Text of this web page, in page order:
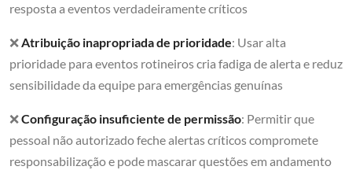
resposta a eventos verdadeiramente críticos
❌Atribuição inapropriada de prioridade: Usar alta
prioridade para eventos rotineiros cria fadiga de alerta e reduz
sensibilidade da equipe para emergências genuínas
❌Configuração insuficiente de permissão: Permitir que
pessoal não autorizado feche alertas críticos compromete
responsabilização e pode mascarar questões em andamento